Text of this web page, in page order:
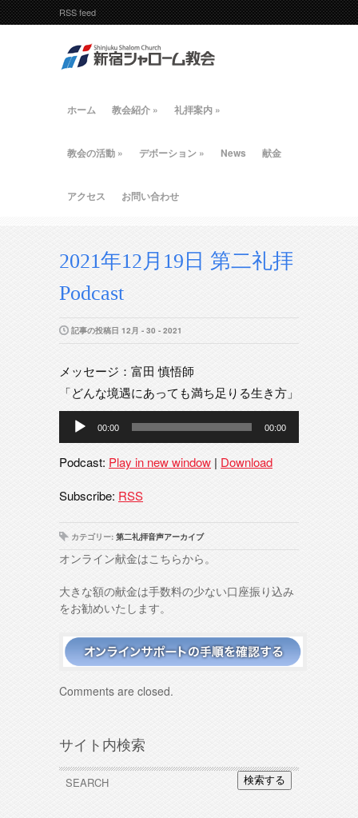
RSS feed
ホーム 教会紹介 » 礼拝案内 »
教会の活動 » デボーション » News 献金
アクセス お問い合わせ
2021年12月19日 第二礼拝
Podcast
記事の投稿日 12月 - 30 - 2021
メッセージ：富田 慎悟師
「どんな境遇にあっても満ち足りる生き方」
レ
ー
ー
00:00 00:00
Podcast: Play in new window | Download
Subscribe: RSS
カテゴリー: 第二礼拝音声アーカイブ
オンライン献金はこちらから。
大きな額の献金は手数料の少ない口座振り込み
をお勧めいたします。
Comments are closed.
サイト内検索
検索する